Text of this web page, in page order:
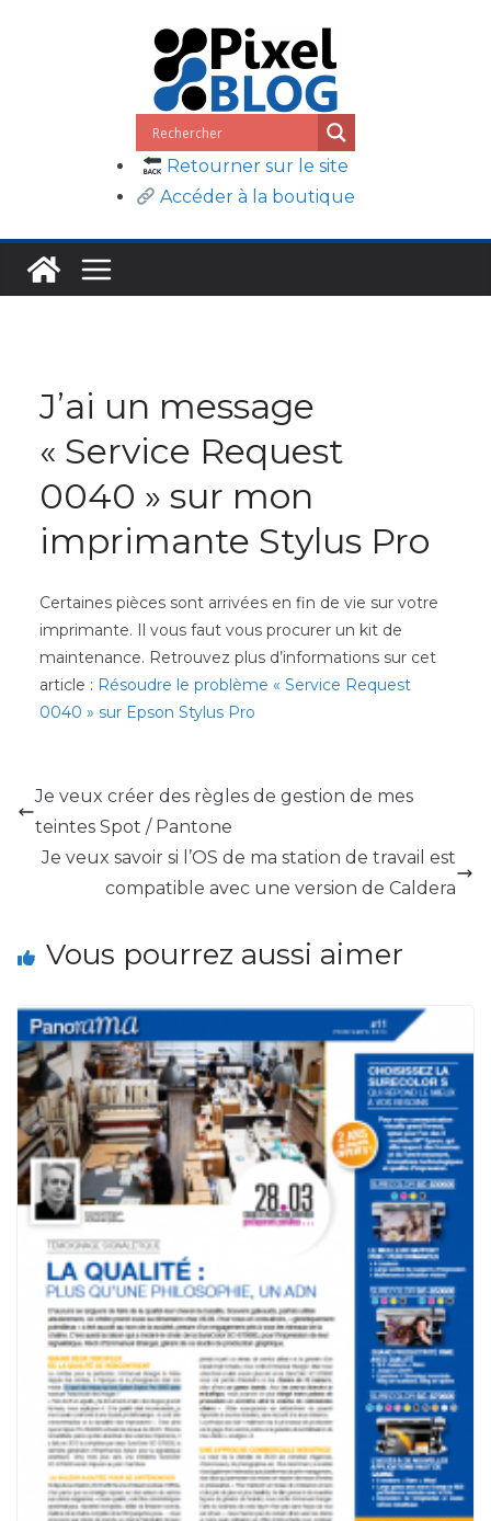
Retourner sur le site
Accéder à la boutique
J’ai un message
« Service Request
0040 » sur mon
imprimante Stylus Pro
Certaines pièces sont arrivées en fin de vie sur votre
imprimante. Il vous faut vous procurer un kit de
maintenance. Retrouvez plus d’informations sur cet
article : Résoudre le problème « Service Request
0040 » sur Epson Stylus Pro
Je veux créer des règles de gestion de mes
teintes Spot / Pantone
Je veux savoir si l’OS de ma station de travail est
compatible avec une version de Caldera
Vous pourrez aussi aimer